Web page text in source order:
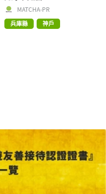
MATCHA-PR
兵庫縣
神戶